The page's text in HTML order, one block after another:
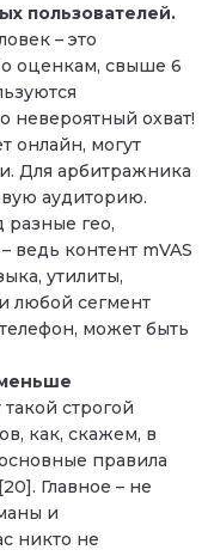
пользователей.
– это
оценкам, свыше 6
невероятный охват!
онлайн, могут
Для арбитражника
аудиторию.
гео,
ведь контент mVAS
утилиты,
любой сегмент
может быть
строгой
как, скажем, в
правила
Главное – не
и
никто не